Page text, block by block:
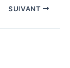
SUIVANT